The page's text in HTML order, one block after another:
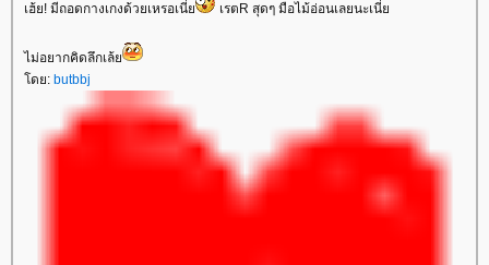
เฮ้ย! มีถอดกางเกงด้วยเหรอเนี่ย เรตR สุดๆ มือไม้อ่อนเลยนะเนี่ย
ไม่อยากคิดลึกเล้ย
โดย: butbbj